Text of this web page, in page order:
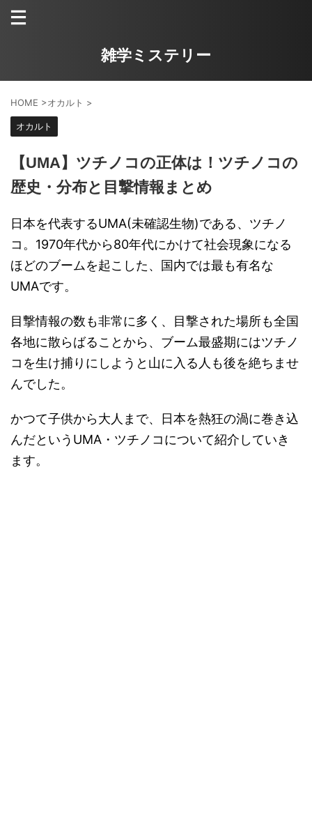
雑学ミステリー
HOME >オカルト >
オカルト
【UMA】ツチノコの正体は！ツチノコの
歴史・分布と目撃情報まとめ
日本を代表するUMA(未確認生物)である、ツチノ
コ。1970年代から80年代にかけて社会現象になる
ほどのブームを起こした、国内では最も有名な
UMAです。
目撃情報の数も非常に多く、目撃された場所も全国
各地に散らばることから、ブーム最盛期にはツチノ
コを生け捕りにしようと山に入る人も後を絶ちませ
んでした。
かつて子供から大人まで、日本を熱狂の渦に巻き込
んだというUMA・ツチノコについて紹介していき
ます。